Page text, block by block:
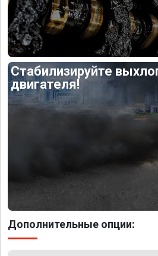
Стабилизируйте
двигателя!
Дополнительные опции: